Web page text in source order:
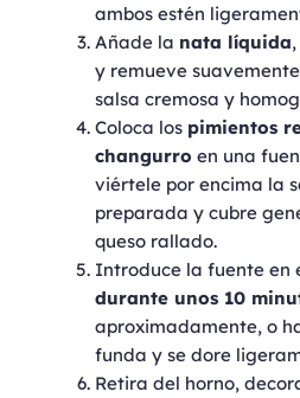
ambos estén
Añade la nata líquida
y remueve
salsa cremosa y
Coloca los pimientos
changurro en una
viértele por encima la
preparada y cubre
queso rallado.
Introduce la fuente en
durante unos 10
aproximadamente, o
funda y se dore
Retira del horno,